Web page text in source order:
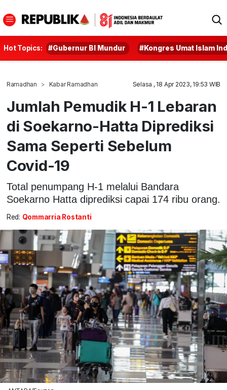
Hot Topics: #Gubernur BI Mundur #Kongres Umat Islam
Ramadhan Kabar Ramadhan Selasa , 18 Apr 2023, 19:53 WIB
Jumlah Pemudik H-1 Lebaran
di Soekarno-Hatta Diprediksi
Sama Seperti Sebelum
Covid-19
Total penumpang H-1 melalui Bandara
Soekarno Hatta diprediksi capai 174 ribu orang.
Red: Qommarria Rostanti